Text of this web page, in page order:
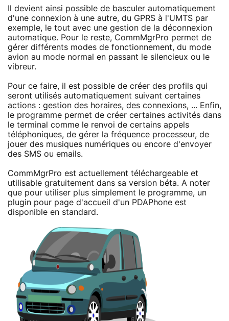
Il devient ainsi possible de basculer automatiquement
d'une connexion à une autre, du GPRS à l'UMTS par
exemple, le tout avec une gestion de la déconnexion
automatique. Pour le reste, CommMgrPro permet de
gérer différents modes de fonctionnement, du mode
avion au mode normal en passant le silencieux ou le
vibreur.
Pour ce faire, il est possible de créer des profils qui
seront utilisés automatiquement suivant certaines
actions : gestion des horaires, des connexions, ... Enfin,
le programme permet de créer certaines activités dans
le terminal comme le renvoi de certains appels
téléphoniques, de gérer la fréquence processeur, de
jouer des musiques numériques ou encore d'envoyer
des SMS ou emails.
CommMgrPro est actuellement téléchargeable et
utilisable gratuitement dans sa version béta. A noter
que pour utiliser plus simplement le programme, un
plugin pour page d'accueil d'un PDAPhone est
disponible en standard.